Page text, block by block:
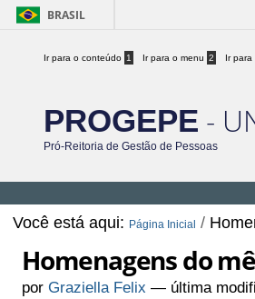
BRASIL
Ir para o conteúdo 1 Ir para o menu 2 Ir
PROGEPE -
Pró-Reitoria de Gestão de Pessoas
Você está aqui: Página Inicial /
Homenagens do
porGraziella Felix — última